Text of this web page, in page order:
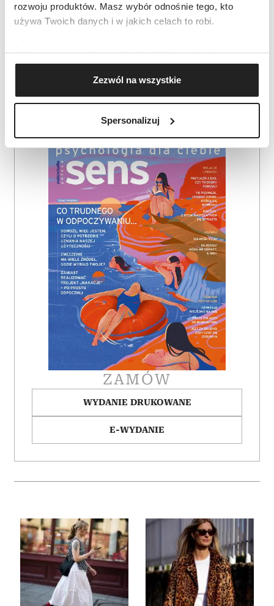
rozwoju produktów. Masz wybór odnośnie tego, kto
używa Twoich danych i w jakich celach to robi.
Jeśli wyrazisz na to zgodę, chcielibyśmy również:
Gromadzić dane dotyczące Twojej lokalizacji
geograficznej z dokładnością nawet do kilku metrów
Identyfikować Twoje urządzenie, aktywnie
(fingerprinting, czyli wirtualny odcisk palca)
dane są przetwarzane oraz ustaw własne preferencje w
sekcji szczegółów. W Deklaracji plików cookie możesz
zmienić lub wycofać swoją zgodę w dowolnej chwili.
Wykorzystujemy pliki cookie do spersonalizowania treści
i reklam, aby oferować funkcje społecznościowe i
analizować ruch w naszej witrynie. Informacje o tym, jak
korzystasz z naszej witryny, udostępniamy partnerom
społecznościowym, reklamowym i analitycznym.
Partnerzy mogą połączyć te informacje z innymi danymi
otrzymanymi od Ciebie lub uzyskanymi podczas
korzystania z ich usług.
Zezwól na wszystkie
Spersonalizuj
ZAMÓW
WYDANIE DRUKOWANE
E-WYDANIE